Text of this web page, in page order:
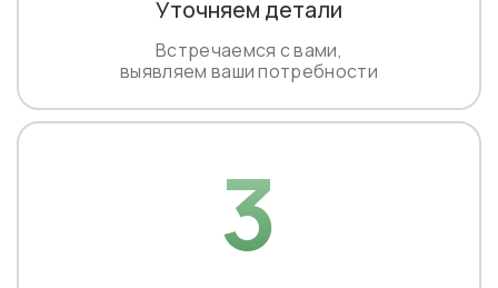
Уточняем детали
Встречаемся с вами,
выявляем ваши потребности
3